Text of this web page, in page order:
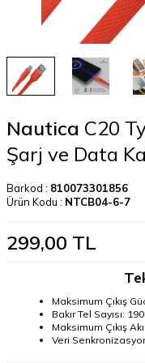
Nautica C20
Şarj ve Data
Barkod : 810073301856
Ürün Kodu : NTCB04-6-7
299,00 TL
Maksimum Çıkış
Bakır Tel Sayısı: 190
Maksimum Çıkış
Veri